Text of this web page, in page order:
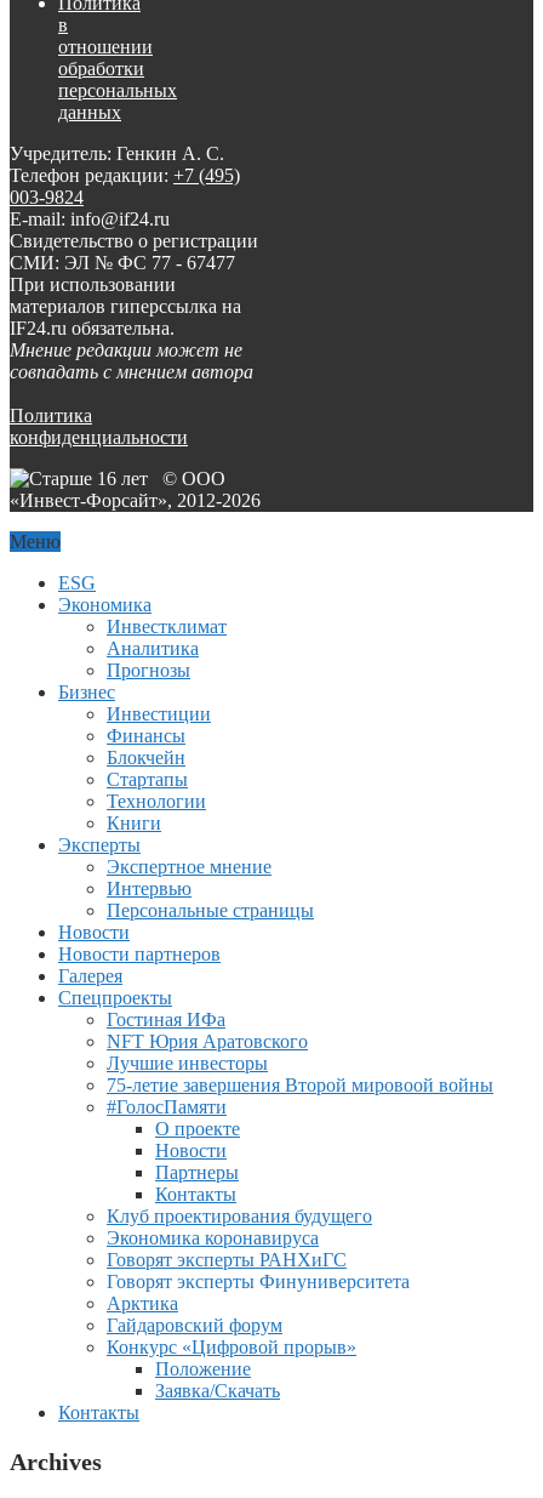
в
отношении
обработки
персональных
данных
Учредитель: Генкин А. С.
Телефон редакции: +7 (495)
003-9824
E-mail: info@if24.ru
Свидетельство о регистрации
СМИ: ЭЛ № ФС 77 - 67477
При использовании
материалов гиперссылка на
IF24.ru обязательна.
Мнение редакции может не
совпадать с мнением автора
Политика
конфиденциальности
© ООО
«Инвест-Форсайт», 2012-2026
Меню
ESG
Экономика
Инвестклимат
Аналитика
Прогнозы
Бизнес
Инвестиции
Финансы
Блокчейн
Стартапы
Технологии
Книги
Эксперты
Экспертное мнение
Интервью
Персональные страницы
Новости
Новости партнеров
Галерея
Спецпроекты
Гостиная ИФа
NFT Юрия Аратовского
Лучшие инвесторы
75-летие завершения Второй мировоой войны
#ГолосПамяти
О проекте
Новости
Партнеры
Контакты
Клуб проектирования будущего
Экономика коронавируса
Говорят эксперты РАНХиГС
Говорят эксперты Финуниверситета
Арктика
Гайдаровский форум
Конкурс «Цифровой прорыв»
Положение
Заявка/Скачать
Контакты
Archives